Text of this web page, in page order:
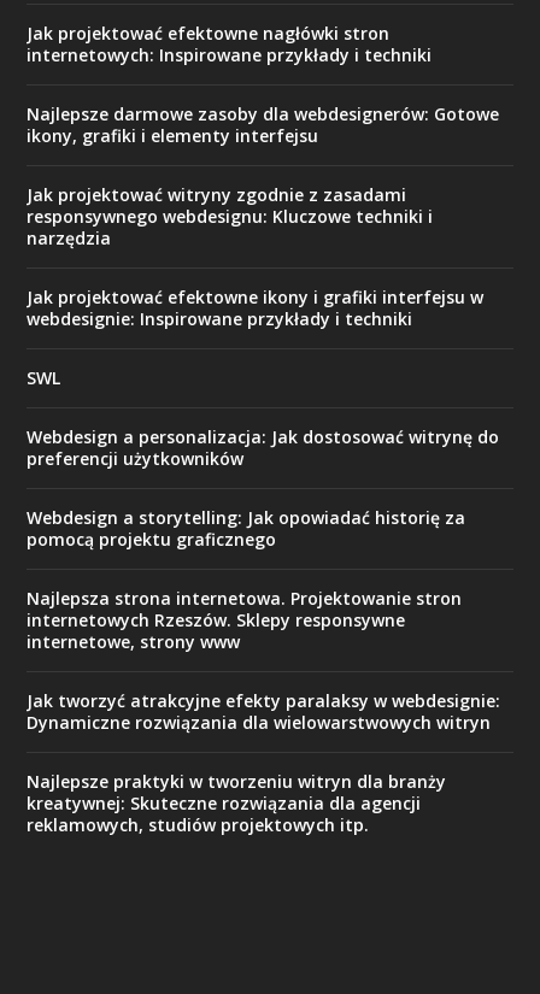
Jak projektować efektowne nagłówki stron
internetowych: Inspirowane przykłady i techniki
Najlepsze darmowe zasoby dla webdesignerów: Gotowe
ikony, grafiki i elementy interfejsu
Jak projektować witryny zgodnie z zasadami
responsywnego webdesignu: Kluczowe techniki i
narzędzia
Jak projektować efektowne ikony i grafiki interfejsu w
webdesignie: Inspirowane przykłady i techniki
SWL
Webdesign a personalizacja: Jak dostosować witrynę do
preferencji użytkowników
Webdesign a storytelling: Jak opowiadać historię za
pomocą projektu graficznego
Najlepsza strona internetowa. Projektowanie stron
internetowych Rzeszów. Sklepy responsywne
internetowe, strony www
Jak tworzyć atrakcyjne efekty paralaksy w webdesignie:
Dynamiczne rozwiązania dla wielowarstwowych witryn
Najlepsze praktyki w tworzeniu witryn dla branży
kreatywnej: Skuteczne rozwiązania dla agencji
reklamowych, studiów projektowych itp.